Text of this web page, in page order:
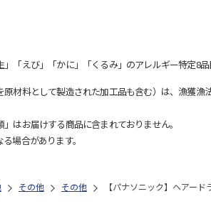
「えび」「かに」「くるみ」のアレルギー特定8品
材料として製造された加工品も含む）は、漁獲漁
はお届けする商品に含まれておりません。
場合があります。
その他 その他 【パナソニック】ヘアー